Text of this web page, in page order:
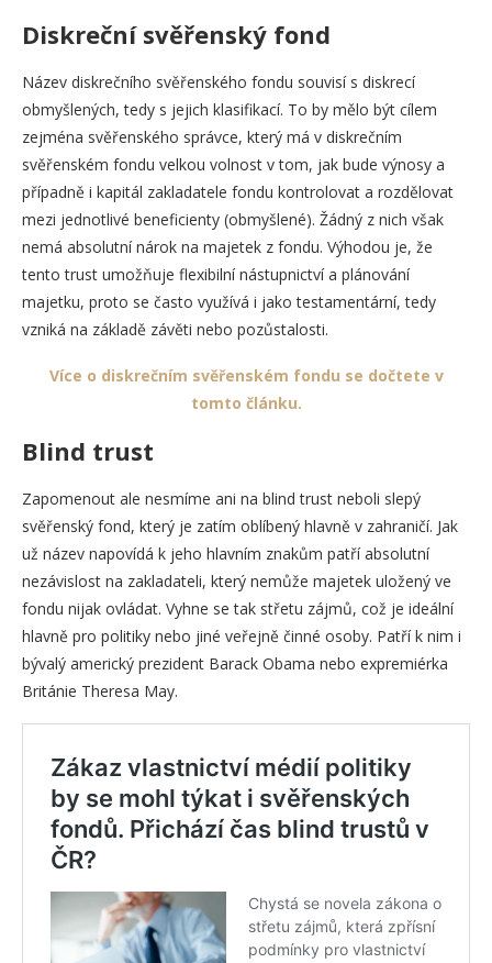
Diskreční svěřenský fond
Název diskrečního svěřenského fondu souvisí s diskrecí
obmyšlených, tedy s jejich klasifikací. To by mělo být cílem
zejména svěřenského správce, který má v diskrečním
svěřenském fondu velkou volnost v tom, jak bude výnosy a
případně i kapitál zakladatele fondu kontrolovat a rozdělovat
mezi jednotlivé beneficienty (obmyšlené). Žádný z nich však
nemá absolutní nárok na majetek z fondu. Výhodou je, že
tento trust umožňuje flexibilní nástupnictví a plánování
majetku, proto se často využívá i jako testamentární, tedy
vzniká na základě závěti nebo pozůstalosti.
Více o diskrečním svěřenském fondu se dočtete v
tomto článku.
Blind trust
Zapomenout ale nesmíme ani na blind trust neboli slepý
svěřenský fond, který je zatím oblíbený hlavně v zahraničí. Jak
už název napovídá k jeho hlavním znakům patří absolutní
nezávislost na zakladateli, který nemůže majetek uložený ve
fondu nijak ovládat. Vyhne se tak střetu zájmů, což je ideální
hlavně pro politiky nebo jiné veřejně činné osoby. Patří k nim i
bývalý americký prezident Barack Obama nebo expremiérka
Británie Theresa May.